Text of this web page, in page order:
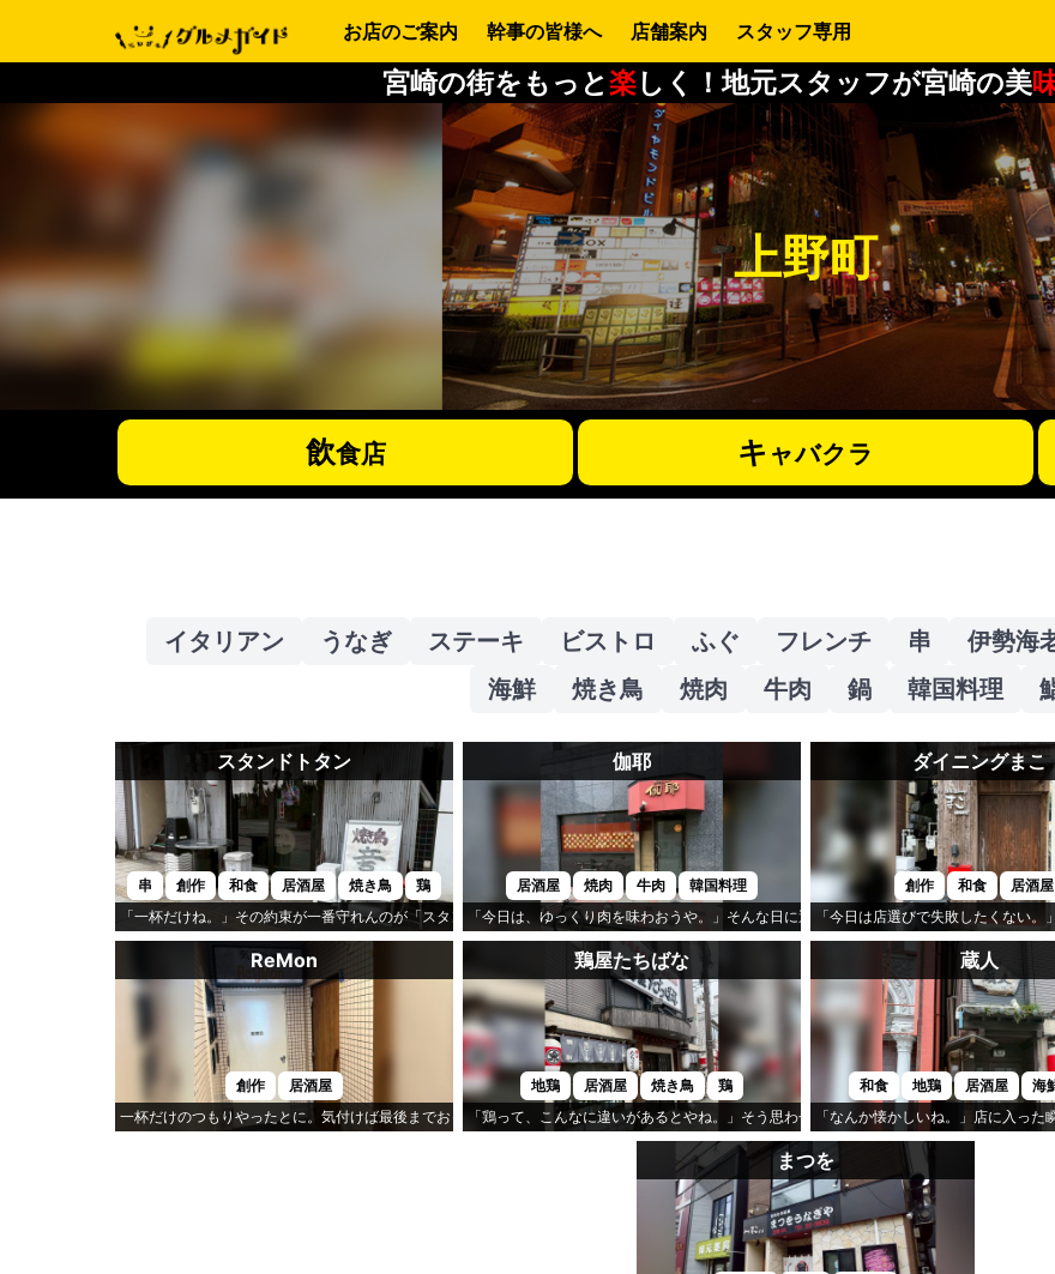
お店のご案内 幹事の皆様へ 店舗案内 スタッフ専用
宮崎の街をもっと楽しく！地元スタッフが宮崎の美
上野町
飲食店 キ ャバクラ
イタリアン うなぎ ステーキ ビストロ ふぐ フレンチ 串 伊勢海
海鮮
焼き鳥 焼肉 牛肉 鍋 韓国料理
スタンドトタン
串 創作 和食 居酒屋 焼き鳥
鶏
「一杯だけね。」その約束が一番守れんのが「スタンドトタン」です。
伽耶
居酒屋 焼肉 牛肉
韓国料理
「今日は、ゆっくり肉を味わおうや。」そんな日に選びたいのが「伽耶」です。
ダイニングまこ
創作 和食
居酒屋
「今日は店選びで失敗したくない
ReMon
創作
居酒屋
一杯だけのつもりやったとに。気付けば最後までおったのが「Re:)Mon」です。
鶏屋たちばな
地鶏 居酒屋 焼き鳥
鶏
「鶏って、こんなに違いがあるとやね。」そう思わせてくれるのが「鶏屋たちばな」です
蔵人
和食 地鶏 居酒屋 海
「なんか懐かしいね。」店に入っ
まつを